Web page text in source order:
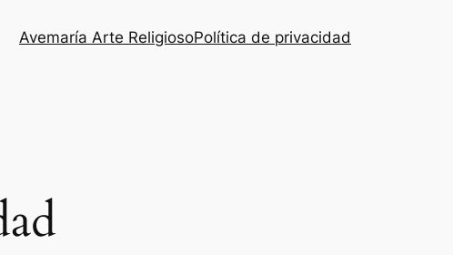
Avemaría Arte ReligiosoPolítica de privacidad